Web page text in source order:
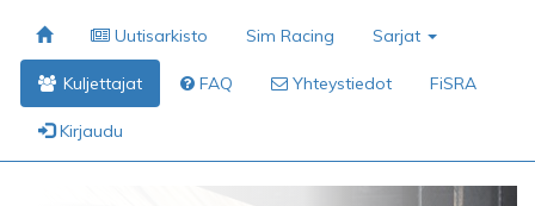
Uutisarkisto Sim Racing Sarjat
Kuljettajat FAQ Yhteystiedot FiSRA
Kirjaudu